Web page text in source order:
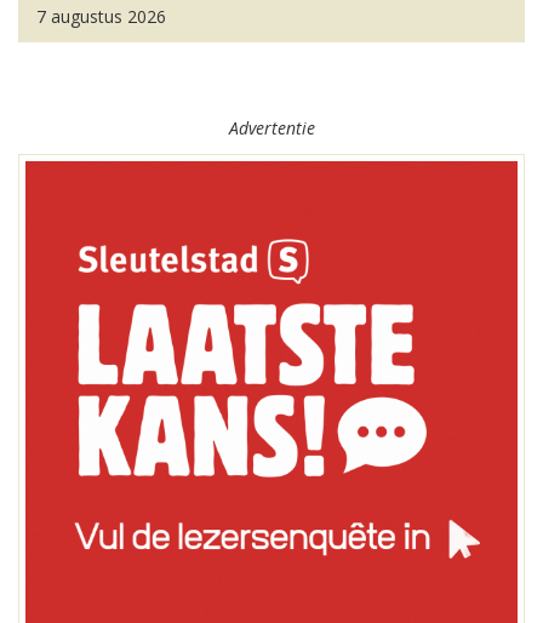
7 augustus 2026
Advertentie